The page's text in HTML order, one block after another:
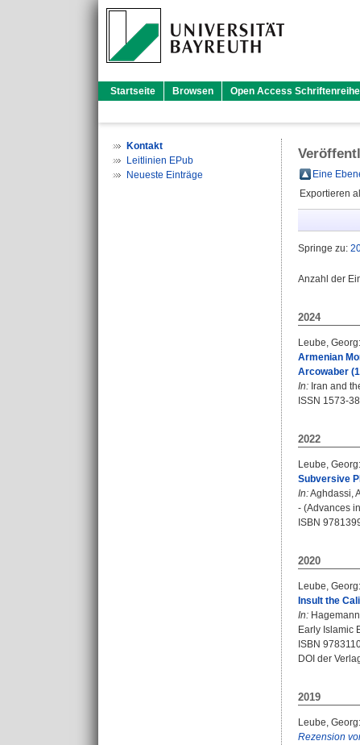
Startseite Browsen Open Access
Kontakt
Leitlinien EPub
Neueste Einträge
Eine
Exportieren
Springe zu:
Anzahl der
2024
Leube, Georg:
Armenian
Arcowaber
In: Iran and
ISSN 1573-
2022
Leube, Georg:
Subversive
In:Aghdassi,
- (Advances
ISBN
2020
Leube, Georg:
Insult the
In:
Early Islamic
ISBN
DOI der
2019
Leube, Georg:
Rezension